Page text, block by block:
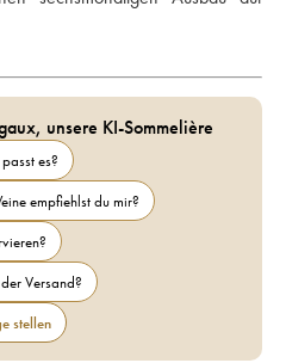
unsere KI-Sommelière
es?
empfiehlst du mir?
Versand?
stellen